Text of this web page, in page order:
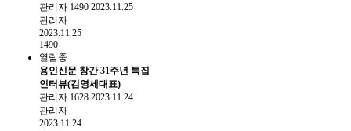
관리자 1490 2023.11.25
관리자
2023.11.25
1490
열람중
용인신문 창간 31주년 특집
인터뷰(김영세대표)
관리자 1628 2023.11.24
관리자
2023.11.24